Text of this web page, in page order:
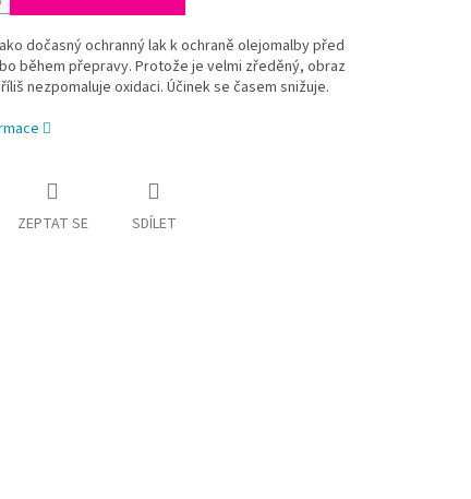
dočasný ochranný lak k ochraně olejomalby před
během přepravy. Protože je velmi zředěný, obraz
nezpomaluje oxidaci. Účinek se časem snižuje.
ZEPTAT SE SDÍLET